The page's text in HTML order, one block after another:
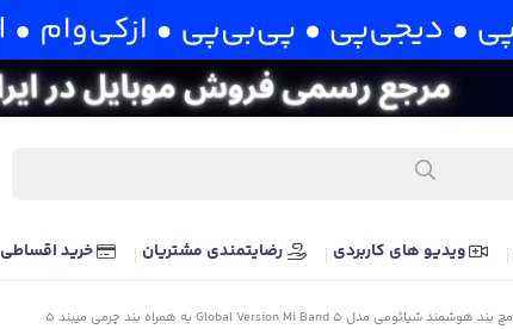
ویدیو های کاربردی رضایتمندی مشتریان خرید اقساطی
مچ‌ بند هوشمند شیائومی مدل Global Version Mi Band 5 به همراه بند چرمی میبند 5